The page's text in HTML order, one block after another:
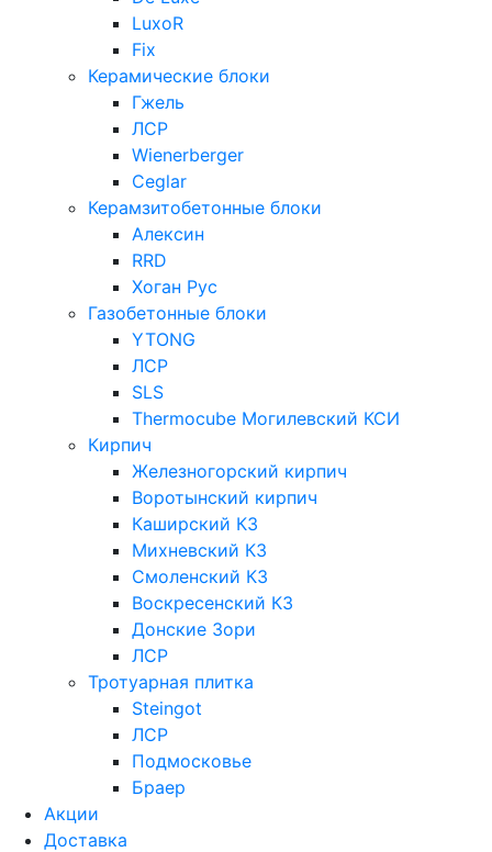
LuxoR
Fix
Керамические блоки
Гжель
ЛСР
Wienerberger
Ceglar
Керамзитобетонные блоки
Алексин
RRD
Хоган Рус
Газобетонные блоки
YTONG
ЛСР
SLS
Thermocube Могилевский КСИ
Кирпич
Железногорский кирпич
Воротынский кирпич
Каширский КЗ
Михневский КЗ
Смоленский КЗ
Воскресенский КЗ
Донские Зори
ЛСР
Тротуарная плитка
Steingot
ЛСР
Подмосковье
Браер
Акции
Доставка